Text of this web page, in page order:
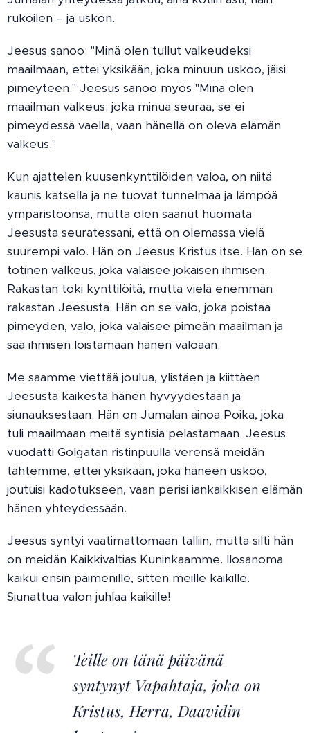
rukoilen – ja uskon.
Jeesus sanoo: "Minä olen tullut valkeudeksi
maailmaan, ettei yksikään, joka minuun uskoo, jäisi
pimeyteen." Jeesus sanoo myös "Minä olen
maailman valkeus; joka minua seuraa, se ei
pimeydessä vaella, vaan hänellä on oleva elämän
valkeus."
Kun ajattelen kuusenkynttilöiden valoa, on niitä
kaunis katsella ja ne tuovat tunnelmaa ja lämpöä
ympäristöönsä, mutta olen saanut huomata
Jeesusta seuratessani, että on olemassa vielä
suurempi valo. Hän on Jeesus Kristus itse. Hän on se
totinen valkeus, joka valaisee jokaisen ihmisen.
Rakastan toki kynttilöitä, mutta vielä enemmän
rakastan Jeesusta. Hän on se valo, joka poistaa
pimeyden, valo, joka valaisee pimeän maailman ja
saa ihmisen loistamaan hänen valoaan.
Me saamme viettää joulua, ylistäen ja kiittäen
Jeesusta kaikesta hänen hyvyydestään ja
siunauksestaan. Hän on Jumalan ainoa Poika, joka
tuli maailmaan meitä syntisiä pelastamaan. Jeesus
vuodatti Golgatan ristinpuulla verensä meidän
tähtemme, ettei yksikään, joka häneen uskoo,
joutuisi kadotukseen, vaan perisi iankaikkisen elämän
hänen yhteydessään.
Jeesus syntyi vaatimattomaan talliin, mutta silti hän
on meidän Kaikkivaltias Kuninkaamme. Ilosanoma
kaikui ensin paimenille, sitten meille kaikille.
Siunattua valon juhlaa kaikille!
Teille on tänä päivänä
syntynyt Vapahtaja, joka on
Kristus, Herra, Daavidin